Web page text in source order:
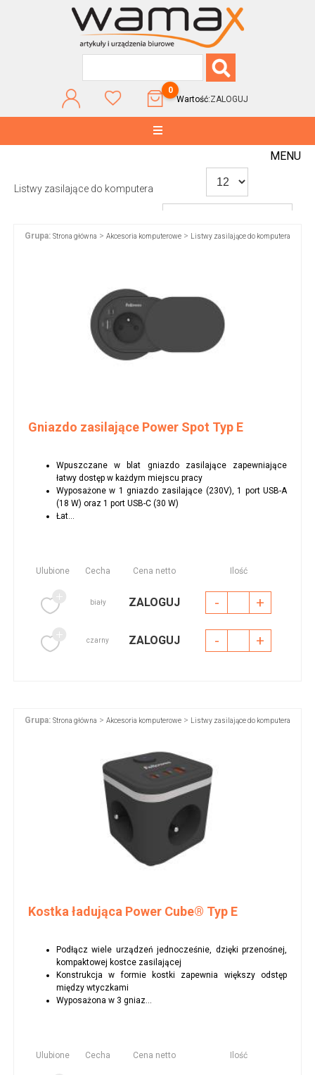
0
Wartość:ZALOGUJ
MENU
Listwy zasilające do komputera
Grupa: Strona główna > Akcesoria komputerowe > Listwy zasilające do komputera
Gniazdo zasilające Power Spot Typ E
Wpuszczane w blat gniazdo zasilające zapewniające
łatwy dostęp w każdym miejscu pracy
Wyposażone w 1 gniazdo zasilające (230V), 1 port USB-A
(18 W) oraz 1 port USB-C (30 W)
Łat...
Ulubione Cecha Cena netto Ilość
biały ZALOGUJ - +
czarny ZALOGUJ - +
Grupa: Strona główna > Akcesoria komputerowe > Listwy zasilające do komputera
Kostka ładująca Power Cube® Typ E
Podłącz wiele urządzeń jednocześnie, dzięki przenośnej,
kompaktowej kostce zasilającej
Konstrukcja w formie kostki zapewnia większy odstęp
między wtyczkami
Wyposażona w 3 gniaz...
Ulubione Cecha Cena netto Ilość